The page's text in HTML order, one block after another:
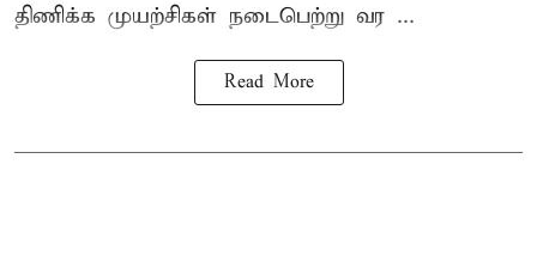
திணிக்க முயற்சிகள் நடைபெற்று வர ...
Read More